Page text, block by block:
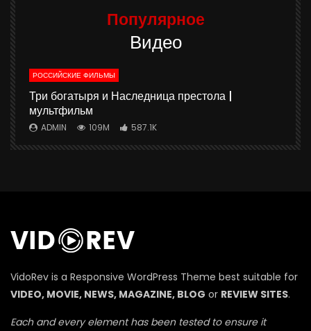
Популярное
Видео
РОССИЙСКИЕ ФИЛЬМЫ
Три богатыря и Наследница престола |
мультфильм
ADMIN 109M 587.1K
VidoRev is a Responsive WordPress Theme best suitable for
VIDEO, MOVIE, NEWS, MAGAZINE, BLOG or REVIEW SITES.
Each and every element has been tested to ensure it